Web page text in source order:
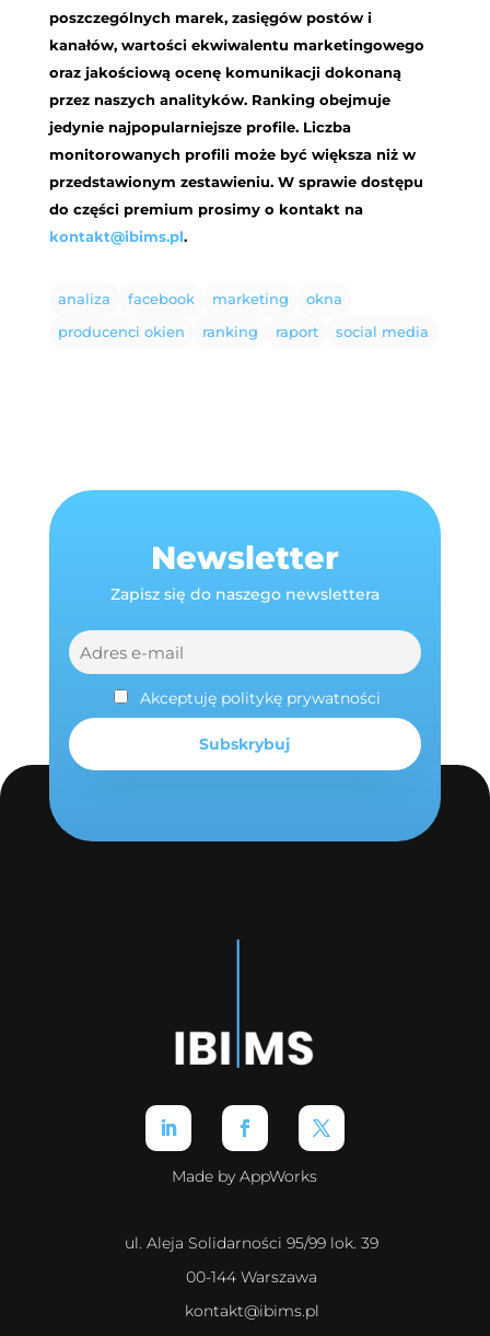
poszczególnych marek, zasięgów postów i
kanałów, wartości ekwiwalentu marketingowego
oraz jakościową ocenę komunikacji dokonaną
przez naszych analityków. Ranking obejmuje
jedynie najpopularniejsze profile. Liczba
monitorowanych profili może być większa niż w
przedstawionym zestawieniu. W sprawie dostępu
do części premium prosimy o kontakt na
kontakt@ibims.pl.
analiza facebook marketing
okna
producenci okien
ranking raport social media
Newsletter
Zapisz się do naszego newslettera
Akceptuję politykę prywatności
Made by AppWorks
ul. Aleja Solidarności 95/99 lok. 39
00-144 Warszawa
kontakt@ibims.pl